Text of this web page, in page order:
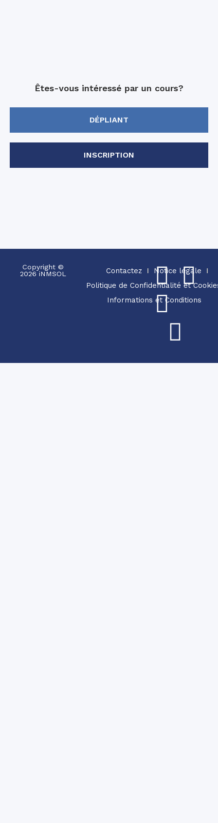
Êtes-vous intéressé par un cours?
DÉPLIANT
INSCRIPTION
Copyright ©
2026 iNMSOL
Contactez
Notice légale
Politique de Confidentialité et
Informations et Conditions